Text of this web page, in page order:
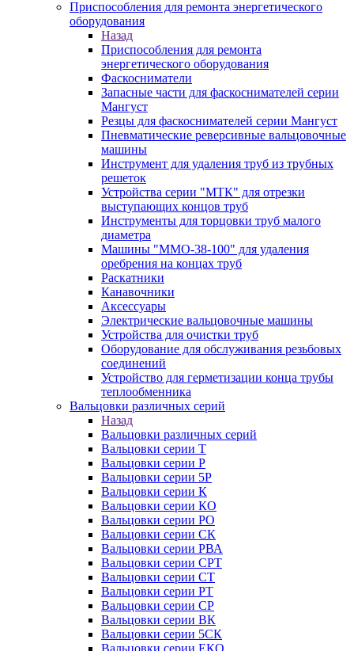
Приспособления для ремонта энергетического
оборудования
Назад
Приспособления для ремонта
энергетического оборудования
Фаскосниматели
Запасные части для фаскоснимателей серии
Мангуст
Резцы для фаскоснимателей серии Мангуст
Пневматические реверсивные вальцовочные
машины
Инструмент для удаления труб из трубных
решеток
Устройства серии "МТК" для отрезки
выступающих концов труб
Инструменты для торцовки труб малого
диаметра
Машины "ММО-38-100" для удаления
оребрения на концах труб
Раскатники
Канавочники
Аксессуары
Электрические вальцовочные машины
Устройства для очистки труб
Оборудование для обслуживания резьбовых
соединений
Устройство для герметизации конца трубы
теплообменника
Вальцовки различных серий
Назад
Вальцовки различных серий
Вальцовки серии Т
Вальцовки серии Р
Вальцовки серии 5Р
Вальцовки серии К
Вальцовки серии КО
Вальцовки серии РО
Вальцовки серии СК
Вальцовки серии РВА
Вальцовки серии СРТ
Вальцовки серии СТ
Вальцовки серии РТ
Вальцовки серии СР
Вальцовки серии ВК
Вальцовки серии 5СК
Вальцовки серии ЕКО